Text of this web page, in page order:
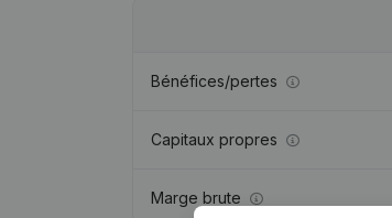
Bénéfices/pertes
Capitaux propres
Marge brute